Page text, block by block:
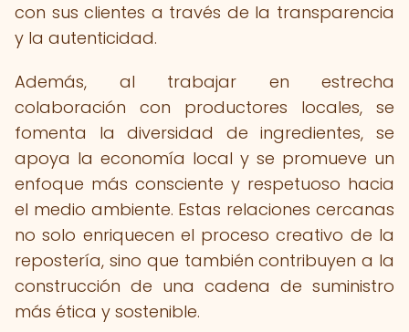
con sus clientes a través de la transparencia
y la autenticidad.
Además, al trabajar en estrecha
colaboración con productores locales, se
fomenta la diversidad de ingredientes, se
apoya la economía local y se promueve un
enfoque más consciente y respetuoso hacia
el medio ambiente. Estas relaciones cercanas
no solo enriquecen el proceso creativo de la
repostería, sino que también contribuyen a la
construcción de una cadena de suministro
más ética y sostenible.